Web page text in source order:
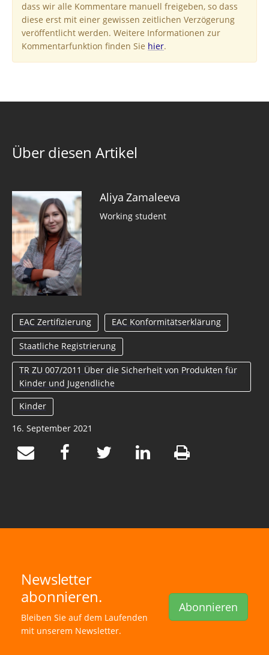
dass wir alle Kommentare manuell freigeben, so dass
diese erst mit einer gewissen zeitlichen Verzögerung
veröffentlicht werden. Weitere Informationen zur
Kommentarfunktion finden Sie hier.
Über diesen Artikel
Aliya Zamaleeva
Working student
EAC Zertifizierung EAC Konformitätserklärung
Staatliche Registrierung
TR ZU 007/2011 Über die Sicherheit von Produkten für
Kinder und Jugendliche
Kinder
16. September 2021
Newsletter
abonnieren.
Bleiben Sie auf dem Laufenden
mit unserem Newsletter.
Abonnieren